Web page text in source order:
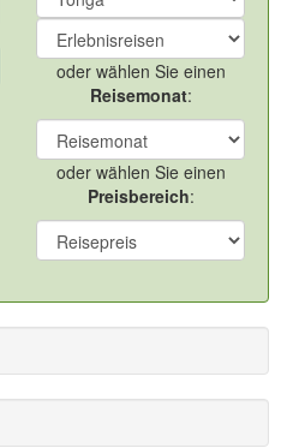
oder wählen Sie einen
Reisemonat:
oder wählen Sie einen
Preisbereich: